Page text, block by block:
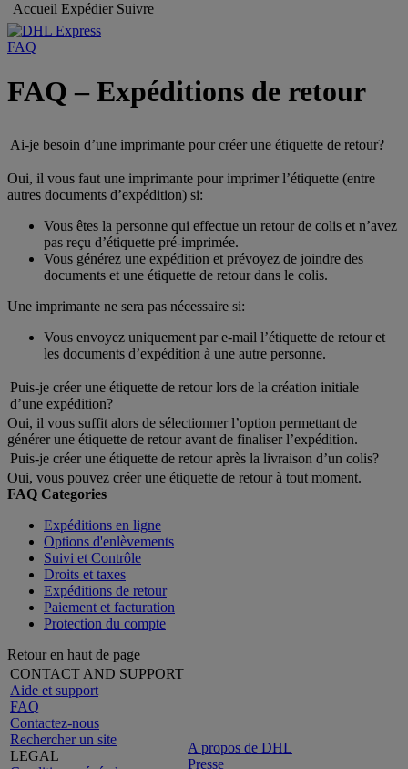
Accueil Expédier Suivre
FAQ
FAQ – Expéditions de retour
Ai-je besoin d’une imprimante pour créer une étiquette de retour?
Oui, il vous faut une imprimante pour imprimer l’étiquette (entre
autres documents d’expédition) si:
Vous êtes la personne qui effectue un retour de colis et n’avez
pas reçu d’étiquette pré-imprimée.
Vous générez une expédition et prévoyez de joindre des
documents et une étiquette de retour dans le colis.
Une imprimante ne sera pas nécessaire si:
Vous envoyez uniquement par e-mail l’étiquette de retour et
les documents d’expédition à une autre personne.
Puis-je créer une étiquette de retour lors de la création initiale
d’une expédition?
Oui, il vous suffit alors de sélectionner l’option permettant de
générer une étiquette de retour avant de finaliser l’expédition.
Puis-je créer une étiquette de retour après la livraison d’un colis?
Oui, vous pouvez créer une étiquette de retour à tout moment.
FAQ Categories
Expéditions en ligne
Options d'enlèvements
Suivi et Contrôle
Droits et taxes
Expéditions de retour
Paiement et facturation
Protection du compte
Retour en haut de page
CONTACT AND SUPPORT
Aide et support
FAQ
Contactez-nous
Rechercher un site
LEGAL
A propos de DHL
Presse